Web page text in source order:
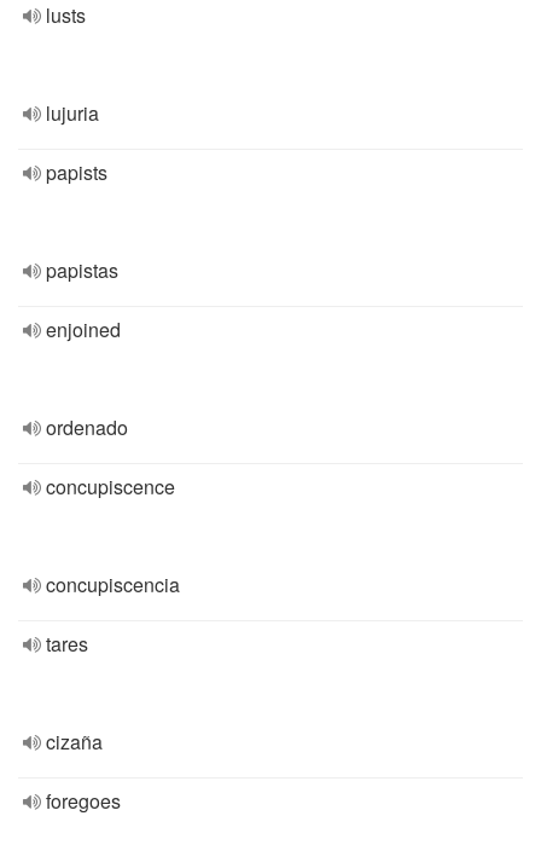
lusts
lujuria
papists
papistas
enjoined
ordenado
concupiscence
concupiscencia
tares
cizaña
foregoes